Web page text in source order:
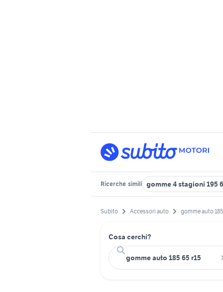
Ricerche simili gomme 4 stagioni 195
Subito Accessori auto gomme auto 185
Cosa cerchi?